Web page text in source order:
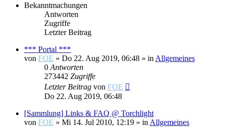
Bekanntmachungen
Antworten
Zugriffe
Letzter Beitrag
*** Portal ***
von FOE » Do 22. Aug 2019, 06:48 » in Allgemeines
0 Antworten
273442 Zugriffe
Letzter Beitrag von FOE
Do 22. Aug 2019, 06:48
[Sammlung] Links & FAQ @ Torchlight
von FOE » Mi 14. Jul 2010, 12:19 » in Allgemeines